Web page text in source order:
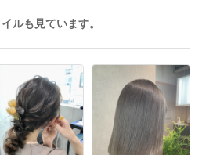
ルも見ています。